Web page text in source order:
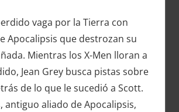
vaga por la Tierra con
Apocalipsis que destrozan su
Mientras los X-Men lloran a
Jean Grey busca pistas sobre
de lo que le sucedió a Scott.
antiguo aliado de Apocalipsis,